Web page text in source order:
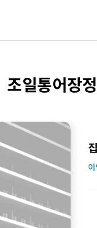
조일통어장